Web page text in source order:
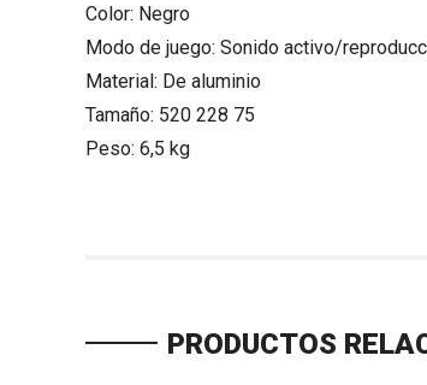
Color: Negro
Modo de juego: Sonido activo/
Material: De aluminio
Tamaño: 520 228 75
Peso: 6,5 kg
PRODUCTOS